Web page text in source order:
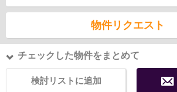
物件リクエスト
チェックした物件をまとめて
検討リストに追加